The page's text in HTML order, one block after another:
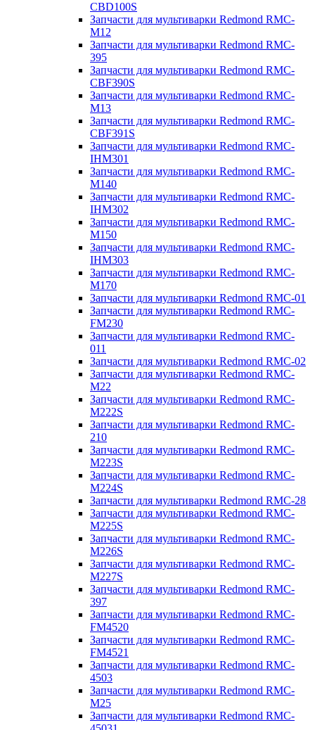
CBD100S
Запчасти для мультиварки Redmond RMC-
M12
Запчасти для мультиварки Redmond RMC-
395
Запчасти для мультиварки Redmond RMC-
CBF390S
Запчасти для мультиварки Redmond RMC-
M13
Запчасти для мультиварки Redmond RMC-
CBF391S
Запчасти для мультиварки Redmond RMC-
IHM301
Запчасти для мультиварки Redmond RMC-
M140
Запчасти для мультиварки Redmond RMC-
IHM302
Запчасти для мультиварки Redmond RMC-
M150
Запчасти для мультиварки Redmond RMC-
IHM303
Запчасти для мультиварки Redmond RMC-
M170
Запчасти для мультиварки Redmond RMC-01
Запчасти для мультиварки Redmond RMC-
FM230
Запчасти для мультиварки Redmond RMC-
011
Запчасти для мультиварки Redmond RMC-02
Запчасти для мультиварки Redmond RMC-
M22
Запчасти для мультиварки Redmond RMC-
M222S
Запчасти для мультиварки Redmond RMC-
210
Запчасти для мультиварки Redmond RMC-
M223S
Запчасти для мультиварки Redmond RMC-
M224S
Запчасти для мультиварки Redmond RMC-28
Запчасти для мультиварки Redmond RMC-
M225S
Запчасти для мультиварки Redmond RMC-
M226S
Запчасти для мультиварки Redmond RMC-
M227S
Запчасти для мультиварки Redmond RMC-
397
Запчасти для мультиварки Redmond RMC-
FM4520
Запчасти для мультиварки Redmond RMC-
FM4521
Запчасти для мультиварки Redmond RMC-
4503
Запчасти для мультиварки Redmond RMC-
M25
Запчасти для мультиварки Redmond RMC-